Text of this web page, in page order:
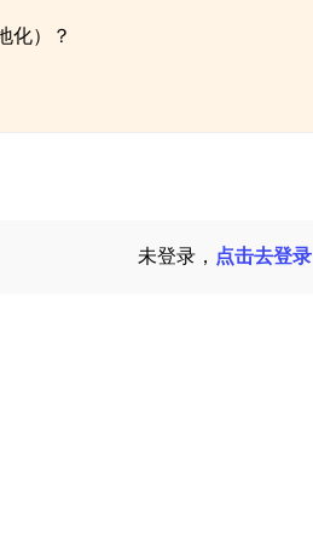
化）？
未登录， 点击去登录